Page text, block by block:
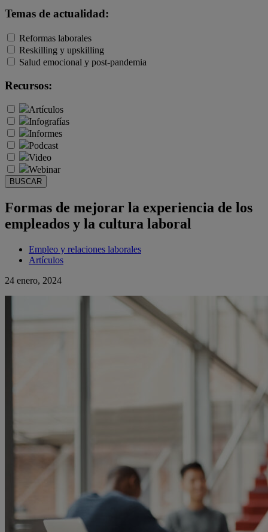
Temas de actualidad:
Reformas laborales
Reskilling y upskilling
Salud emocional y post-pandemia
Recursos:
Artículos
Infografías
Informes
Podcast
Video
Webinar
BUSCAR
Formas de mejorar la experiencia de los
empleados y la cultura laboral
Empleo y relaciones laborales
Artículos
24 enero, 2024